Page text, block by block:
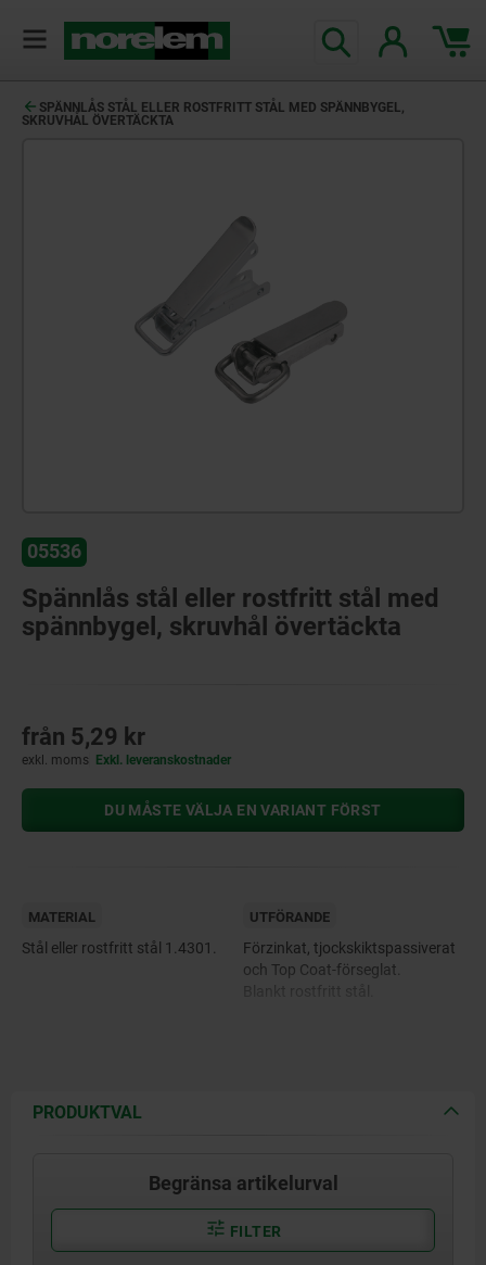
SPÄNNLÅS STÅL ELLER ROSTFRITT STÅL MED SPÄNNBYGEL,
SKRUVHÅL ÖVERTÄCKTA
05536
Spännlås stål eller rostfritt stål med
spännbygel, skruvhål övertäckta
från 5,29 kr
exkl. moms Exkl. leveranskostnader
DU MÅSTE VÄLJA EN VARIANT FÖRST
MATERIAL
Stål eller rostfritt stål 1.4301.
UTFÖRANDE
Förzinkat, tjockskiktspassiverat
och Top Coat-förseglat.
PRODUKTVAL
Begränsa artikelurval
FILTER